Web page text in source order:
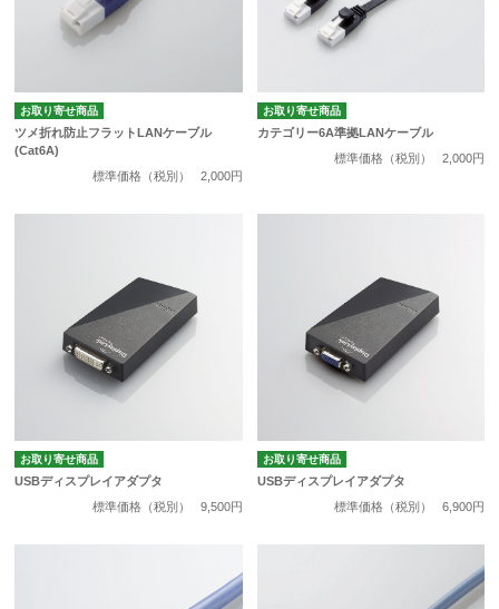
お取り寄せ商品
ツメ折れ防止フラットLANケーブル
(Cat6A)
標準価格（税別）
2,000円
お取り寄せ商品
カテゴリー6A準拠LANケーブル
標準価格（税別）
2,000円
お取り寄せ商品
USBディスプレイアダプタ
標準価格（税別）
9,500円
お取り寄せ商品
USBディスプレイアダプタ
標準価格（税別）
6,900円